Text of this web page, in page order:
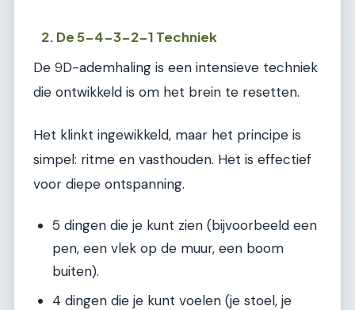
2. De 5-4-3-2-1 Techniek
De 9D-ademhaling is een intensieve techniek
die ontwikkeld is om het brein te resetten.
Het klinkt ingewikkeld, maar het principe is
simpel: ritme en vasthouden. Het is effectief
voor diepe ontspanning.
5 dingen die je kunt zien (bijvoorbeeld een
pen, een vlek op de muur, een boom
buiten).
4 dingen die je kunt voelen (je stoel, je